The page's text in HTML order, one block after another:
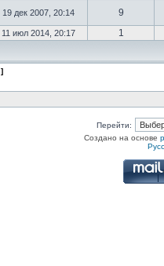
19 дек 2007, 20:14
9
11 июл 2014, 20:17 1
Перейти:
Создано на основе